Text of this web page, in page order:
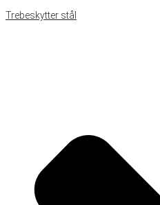
Trebeskytter stål